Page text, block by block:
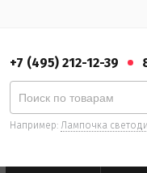
+7 (495) 212-12-39
Например: Лампочка